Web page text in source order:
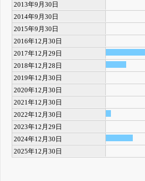
2013年9月30日
2014年9月30日
2015年9月30日
2016年12月30日
2017年12月29日
2018年12月28日
2019年12月30日
2020年12月30日
2021年12月30日
2022年12月30日
2023年12月29日
2024年12月30日
2025年12月30日